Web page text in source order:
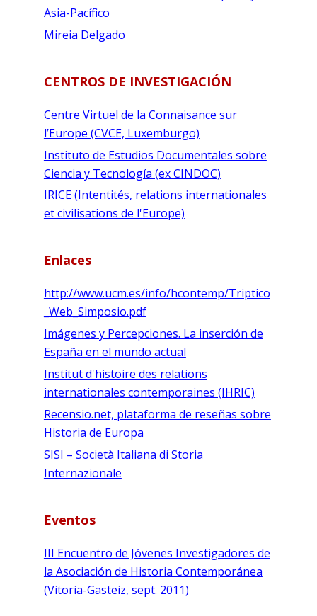
Asia-Pacífico
Mireia Delgado
CENTROS DE INVESTIGACIÓN
Centre Virtuel de la Connaisance sur
l’Europe (CVCE, Luxemburgo)
Instituto de Estudios Documentales sobre
Ciencia y Tecnología (ex CINDOC)
IRICE (Intentités, relations internationales
et civilisations de l'Europe)
Enlaces
http://www.ucm.es/info/hcontemp/Triptico
_Web_Simposio.pdf
Imágenes y Percepciones. La inserción de
España en el mundo actual
Institut d'histoire des relations
internationales contemporaines (IHRIC)
Recensio.net, plataforma de reseñas sobre
Historia de Europa
SISI – Società Italiana di Storia
Internazionale
Eventos
III Encuentro de Jóvenes Investigadores de
la Asociación de Historia Contemporánea
(Vitoria-Gasteiz, sept. 2011)